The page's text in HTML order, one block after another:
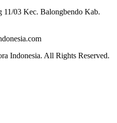
11/03 Kec. Balongbendo Kab.
Indonesia. All Rights Reserved.